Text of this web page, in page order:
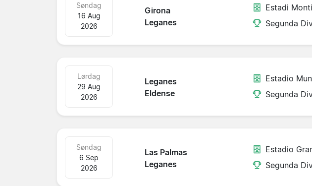
Girona
Leganes
Søndag
16 Aug
2026
Estadi
Segunda
Leganes
Eldense
Lørdag
29 Aug
2026
Estadio
Segunda
Las Palmas
Leganes
Søndag
6 Sep
2026
Estadio
Segunda